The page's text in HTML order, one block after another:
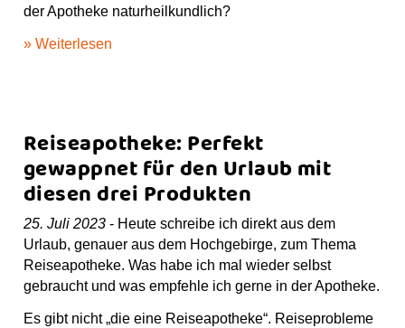
der Apotheke naturheilkundlich?
» Weiterlesen
Reiseapotheke: Perfekt
gewappnet für den Urlaub mit
diesen drei Produkten
25. Juli 2023 - Heute schreibe ich direkt aus dem
Urlaub, genauer aus dem Hochgebirge, zum Thema
Reiseapotheke. Was habe ich mal wieder selbst
gebraucht und was empfehle ich gerne in der Apotheke.
Es gibt nicht „die eine Reiseapotheke“. Reiseprobleme